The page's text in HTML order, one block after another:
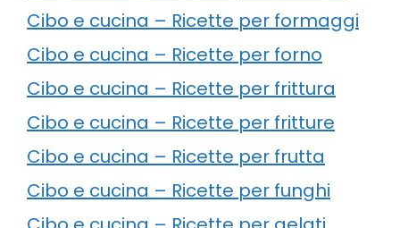
Cibo e cucina – Ricette per formaggi
Cibo e cucina – Ricette per forno
Cibo e cucina – Ricette per frittura
Cibo e cucina – Ricette per fritture
Cibo e cucina – Ricette per frutta
Cibo e cucina – Ricette per funghi